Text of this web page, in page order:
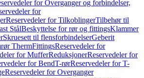
for Overganger og forbindelser,
for
Reservedeler for TilkoblingerTilbehør til
StålBeskyttelse for rør og fittingsKlammer
Skruesett til flensforbindelserGeberit
ThermFittingsReservedeler for
for MufferReduksjonerReservedeler for
for BendT-rørReservedeler for T-
Reservedeler for Overganger